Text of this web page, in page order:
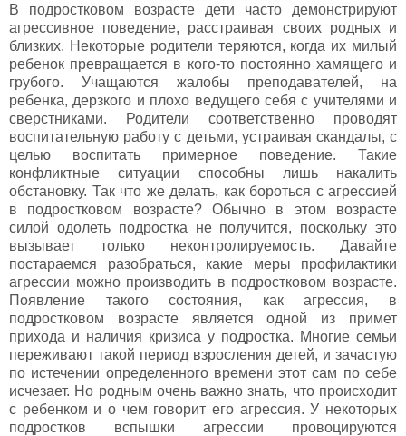
В подростковом возрасте дети часто демонстрируют
агрессивное поведение, расстраивая своих родных и
близких. Некоторые родители теряются, когда их милый
ребенок превращается в кого-то постоянно хамящего и
грубого. Учащаются жалобы преподавателей, на
ребенка, дерзкого и плохо ведущего себя с учителями и
сверстниками. Родители соответственно проводят
воспитательную работу с детьми, устраивая скандалы, с
целью воспитать примерное поведение. Такие
конфликтные ситуации способны лишь накалить
обстановку. Так что же делать, как бороться с агрессией
в подростковом возрасте? Обычно в этом возрасте
силой одолеть подростка не получится, поскольку это
вызывает только неконтролируемость. Давайте
постараемся разобраться, какие меры профилактики
агрессии можно производить в подростковом возрасте.
Появление такого состояния, как агрессия, в
подростковом возрасте является одной из примет
прихода и наличия кризиса у подростка. Многие семьи
переживают такой период взросления детей, и зачастую
по истечении определенного времени этот сам по себе
исчезает. Но родным очень важно знать, что происходит
с ребенком и о чем говорит его агрессия. У некоторых
подростков вспышки агрессии провоцируются